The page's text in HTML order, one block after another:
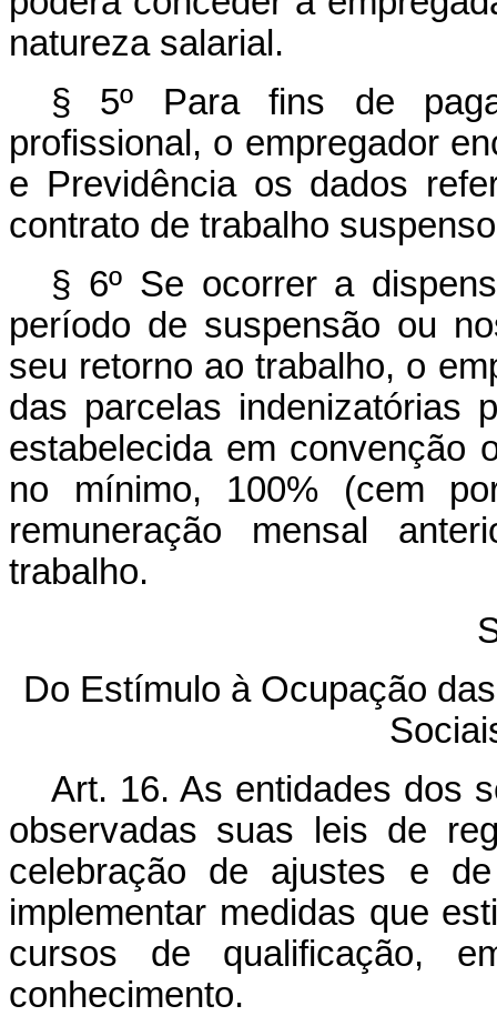
natureza salarial.
§ 5º Para fins de
profissional, o empregador
e Previdência os dados
contrato de trabalho
§ 6º Se ocorrer a
período de suspensão ou
seu retorno ao trabalho, o
das parcelas indenizatórias
estabelecida em convenção
no mínimo, 100% (cem
remuneração mensal
trabalho.
Do Estímulo à Ocupação
Art. 16. As entidades dos
observadas suas leis de
celebração de ajustes e
implementar medidas que
cursos de qualificação,
conhecimento.